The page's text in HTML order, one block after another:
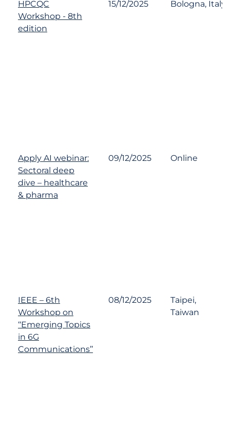
HPCQC
Workshop - 8th
edition
15/12/2025 Bologna, Italy
Apply AI webinar:
Sectoral deep
dive – healthcare
& pharma
09/12/2025 Online
IEEE – 6th
Workshop on
‘‘Emerging Topics
in 6G
Communications’’
08/12/2025
Taipei,
Taiwan